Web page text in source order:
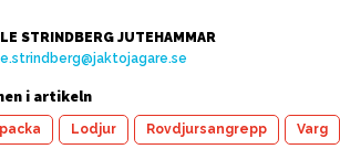
STRINDBERG JUTEHAMMAR
i artikeln
Lodjur Rovdjursangrepp Varg